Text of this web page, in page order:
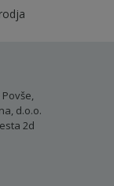
d.o.o.
2d